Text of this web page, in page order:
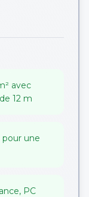
avec
12 m
pour une
PC